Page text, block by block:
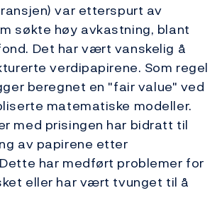
var etterspurt av
søkte høy avkastning, blant
Det har vært vanskelig å
verdipapirene. Som regel
beregnet en "fair value" ved
matematiske modeller.
med prisingen har bidratt til
av papirene etter
har medført problemer for
eller har vært tvunget til å